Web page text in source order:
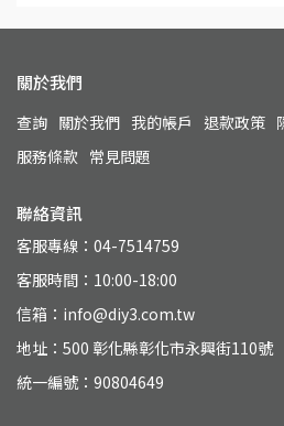
關於我們
查詢 關於我們 我的帳戶 退款政策
服務條款 常見問題
聯絡資訊
客服專線：04-7514759
客服時間：10:00-18:00
信箱：info@diy3.com.tw
地址：500 彰化縣彰化市永興街110號
統一編號：90804649